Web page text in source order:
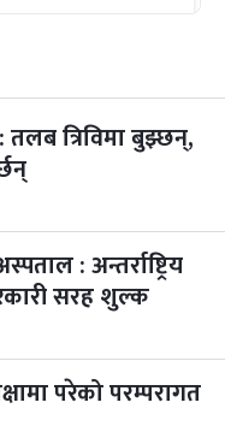
२ महिना बाँकी
२ महिना बाँकी
३ महिना बाँकी
तलब त्रिविमा बुझ्छन्,
: अन्तर्राष्ट्रिय
सरह शुल्क
परेको परम्परागत